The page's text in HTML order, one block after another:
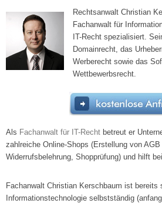
Rechtsanwalt Christian
Fachanwalt für
IT-Recht spezialisiert.
Domainrecht, das
Werberecht sowie das
Wettbewerbsrecht.
Als Fachanwalt für IT-Recht betreut er
zahlreiche Online-Shops (Erstellung von
Widerrufsbelehrung, Shopprüfung) und hilft
Fachanwalt Christian Kerschbaum ist bereits
Informationstechnologie selbstständig